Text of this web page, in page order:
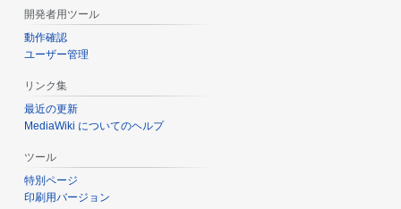
開発者用ツール
動作確認
ユーザー管理
リンク集
最近の更新
MediaWiki についてのヘルプ
ツール
特別ページ
印刷用バージョン